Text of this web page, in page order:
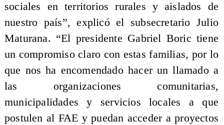
sociales en territorios rurales y aislados de
nuestro país”, explicó el subsecretario Julio
Maturana. “El presidente Gabriel Boric tiene
un compromiso claro con estas familias, por lo
que nos ha encomendado hacer un llamado a
las organizaciones comunitarias,
municipalidades y servicios locales a que
postulen al FAE y puedan acceder a proyectos